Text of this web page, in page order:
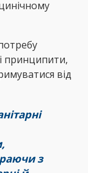
принципити,
від
з